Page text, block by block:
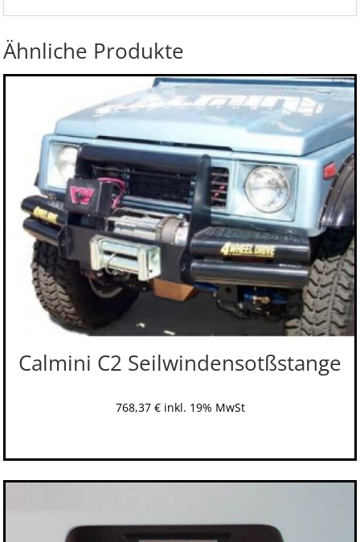
Ähnliche Produkte
Calmini C2 Seilwindensotßstange
768,37 € inkl. 19% MwSt